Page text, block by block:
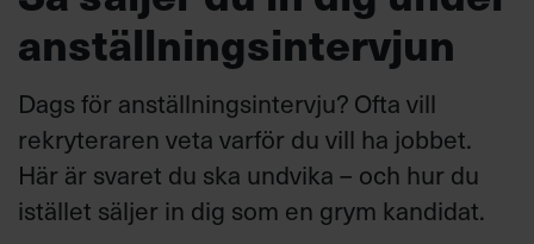
Annonsera
Utbildning för ledare
Chefakademin+
Populära utbildningar
anställningsintervjun
Dags för anställningsintervju? Ofta vill
rekryteraren veta varför du vill ha jobbet.
Här är svaret du ska undvika – och hur du
istället säljer in dig som en grym kandidat.